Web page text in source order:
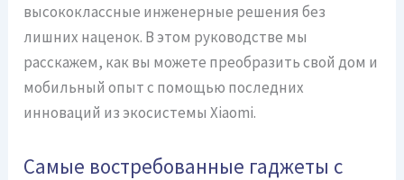
высококлассные инженерные решения без
лишних наценок. В этом руководстве мы
расскажем, как вы можете преобразить свой дом и
мобильный опыт с помощью последних
инноваций из экосистемы Xiaomi.
Самые востребованные гаджеты с